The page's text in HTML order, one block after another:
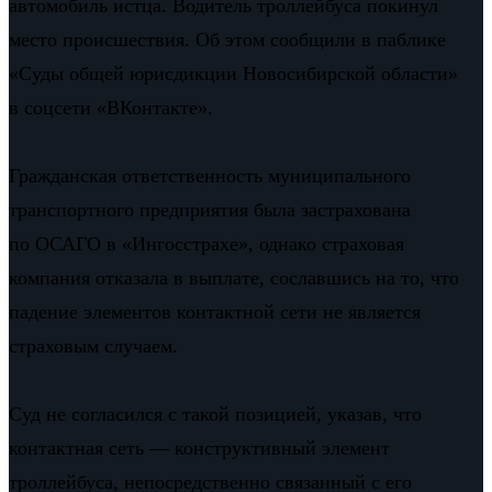
автомобиль истца. Водитель троллейбуса покинул
место происшествия. Об этом сообщили в паблике
«Суды общей юрисдикции Новосибирской области»
в соцсети «ВКонтакте».
Гражданская ответственность муниципального
транспортного предприятия была застрахована
по ОСАГО в «Ингосстрахе», однако страховая
компания отказала в выплате, сославшись на то, что
падение элементов контактной сети не является
страховым случаем.
Суд не согласился с такой позицией, указав, что
контактная сеть — конструктивный элемент
троллейбуса, непосредственно связанный с его